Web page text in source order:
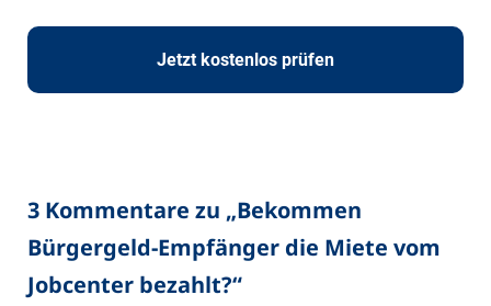
Jetzt kostenlos prüfen
3 Kommentare zu „Bekommen
Bürgergeld-Empfänger die Miete vom
Jobcenter bezahlt?“